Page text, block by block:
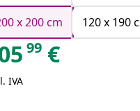
x 200 cm
120 x 190
99 €
IVA